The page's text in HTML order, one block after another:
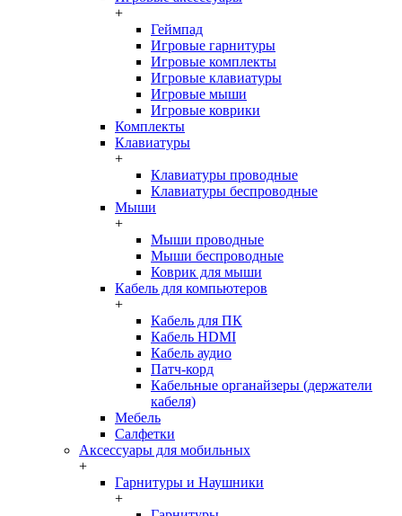
+
Геймпад
Игровые гарнитуры
Игровые комплекты
Игровые клавиатуры
Игровые мыши
Игровые коврики
Комплекты
Клавиатуры
+
Клавиатуры проводные
Клавиатуры беспроводные
Мыши
+
Мыши проводные
Мыши беспроводные
Коврик для мыши
Кабель для компьютеров
+
Кабель для ПК
Кабель HDMI
Кабель аудио
Патч-корд
Кабельные органайзеры (держатели
кабеля)
Мебель
Салфетки
Аксессуары для мобильных
+
Гарнитуры и Наушники
+